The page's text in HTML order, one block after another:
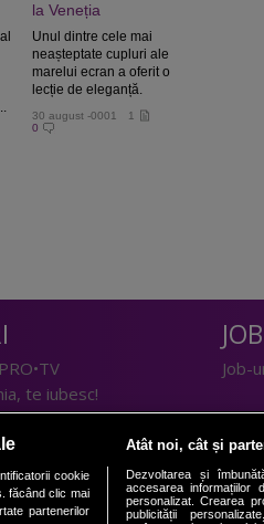
la Veneția
Unul dintre cele mai
neașteptate cupluri ale
marelui ecran a oferit o
lecție de eleganță.
30 august -0001
1
0
te iubesc!
Job-
cookie
făcând clic mai
partenerilor
Atât noi, cât și
Dezvoltarea și
accesarea informațiilor
personalizat. Crearea
publicității